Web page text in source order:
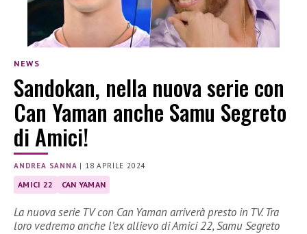
NEWS
Sandokan, nella nuova serie con
Can Yaman anche Samu Segreto
di Amici!
ANDREA SANNA | 18 APRILE 2024
AMICI 22 CAN YAMAN
La nuova serie TV con Can Yaman arriverà presto in TV. Tra
loro vedremo anche l’ex allievo di Amici 22, Samu Segreto